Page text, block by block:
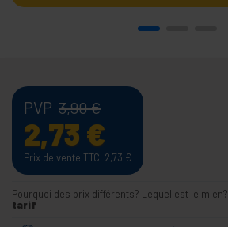
PVP 3,90€
2,73 €
Prix de vente TTC: 2,73 €
Pourquoi des prix différents? Lequel est le mien?
tarif